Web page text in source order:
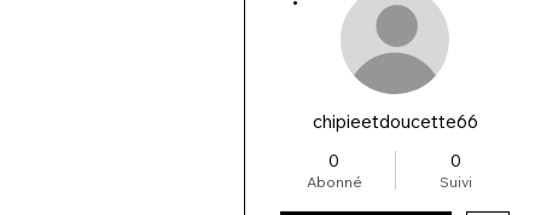
chipieetdoucette66
0
Abonné
0
Suivi